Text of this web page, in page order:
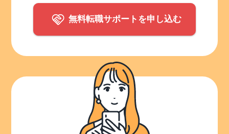
無料転職サポートを申し込む